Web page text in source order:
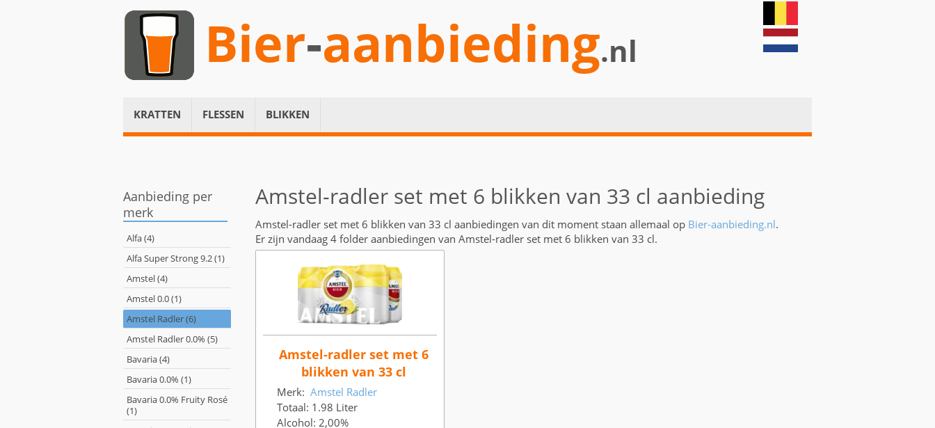
Bier-aanbieding.nl
KRATTEN FLESSEN BLIKKEN
Aanbieding per
merk
Alfa (4)
Alfa Super Strong 9.2 (1)
Amstel (4)
Amstel 0.0 (1)
Amstel Radler (6)
Amstel Radler 0.0% (5)
Bavaria (4)
Bavaria 0.0% (1)
Bavaria 0.0% Fruity Rosé
(1)
Amstel-radler set met 6 blikken van 33 cl aanbieding
Amstel-radler set met 6 blikken van 33 cl aanbiedingen van dit moment staan allemaal op Bier-aanbieding.nl.
Er zijn vandaag 4 folder aanbiedingen van Amstel-radler set met 6 blikken van 33 cl.
Amstel-radler set met 6
blikken van 33 cl
Merk: Amstel Radler
Totaal: 1.98 Liter
Alcohol: 2,00%